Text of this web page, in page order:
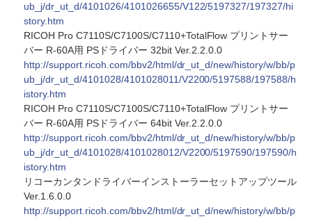
ub_j/dr_ut_d/4101026/4101026655/V122/5197327/197327/hi
story.htm
RICOH Pro C7110S/C7100S/C7110+TotalFlow プリントサー
バー R-60A用 PSドライバー 32bit Ver.2.2.0.0
http://support.ricoh.com/bbv2/html/dr_ut_d/new/history/w/bb/p
ub_j/dr_ut_d/4101028/4101028011/V2200/5197588/197588/h
istory.htm
RICOH Pro C7110S/C7100S/C7110+TotalFlow プリントサー
バー R-60A用 PSドライバー 64bit Ver.2.2.0.0
http://support.ricoh.com/bbv2/html/dr_ut_d/new/history/w/bb/p
ub_j/dr_ut_d/4101028/4101028012/V2200/5197590/197590/h
istory.htm
リコーカンタンドライバーインストーラーセットアップツール
Ver.1.6.0.0
http://support.ricoh.com/bbv2/html/dr_ut_d/new/history/w/bb/p